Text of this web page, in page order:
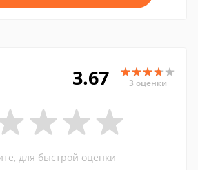
3.67 3 оценки
для быстрой оценки